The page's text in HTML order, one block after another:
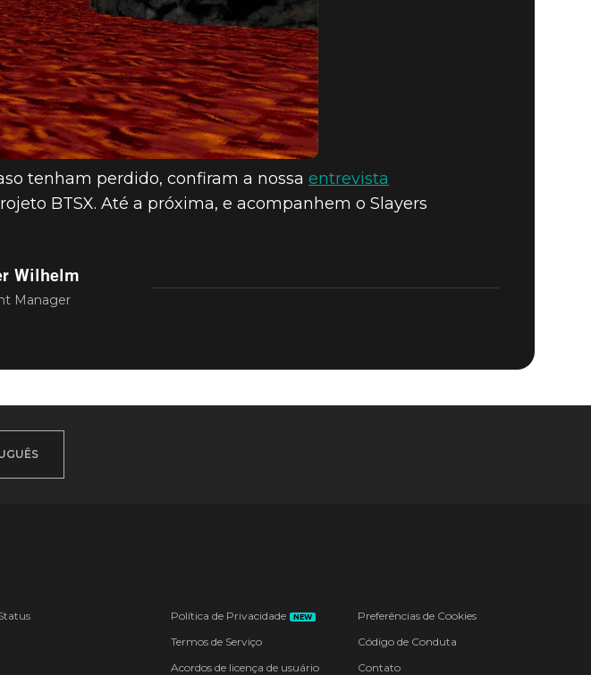
tenham perdido, confiram a nossa entrevista
BTSX. Até a próxima, e acompanhem o Slayers
Wilhelm
Manager
Política de Privacidade NEW
Termos de Serviço
Acordos de licença de usuário
Preferências de Cookies
Código de Conduta
Contato